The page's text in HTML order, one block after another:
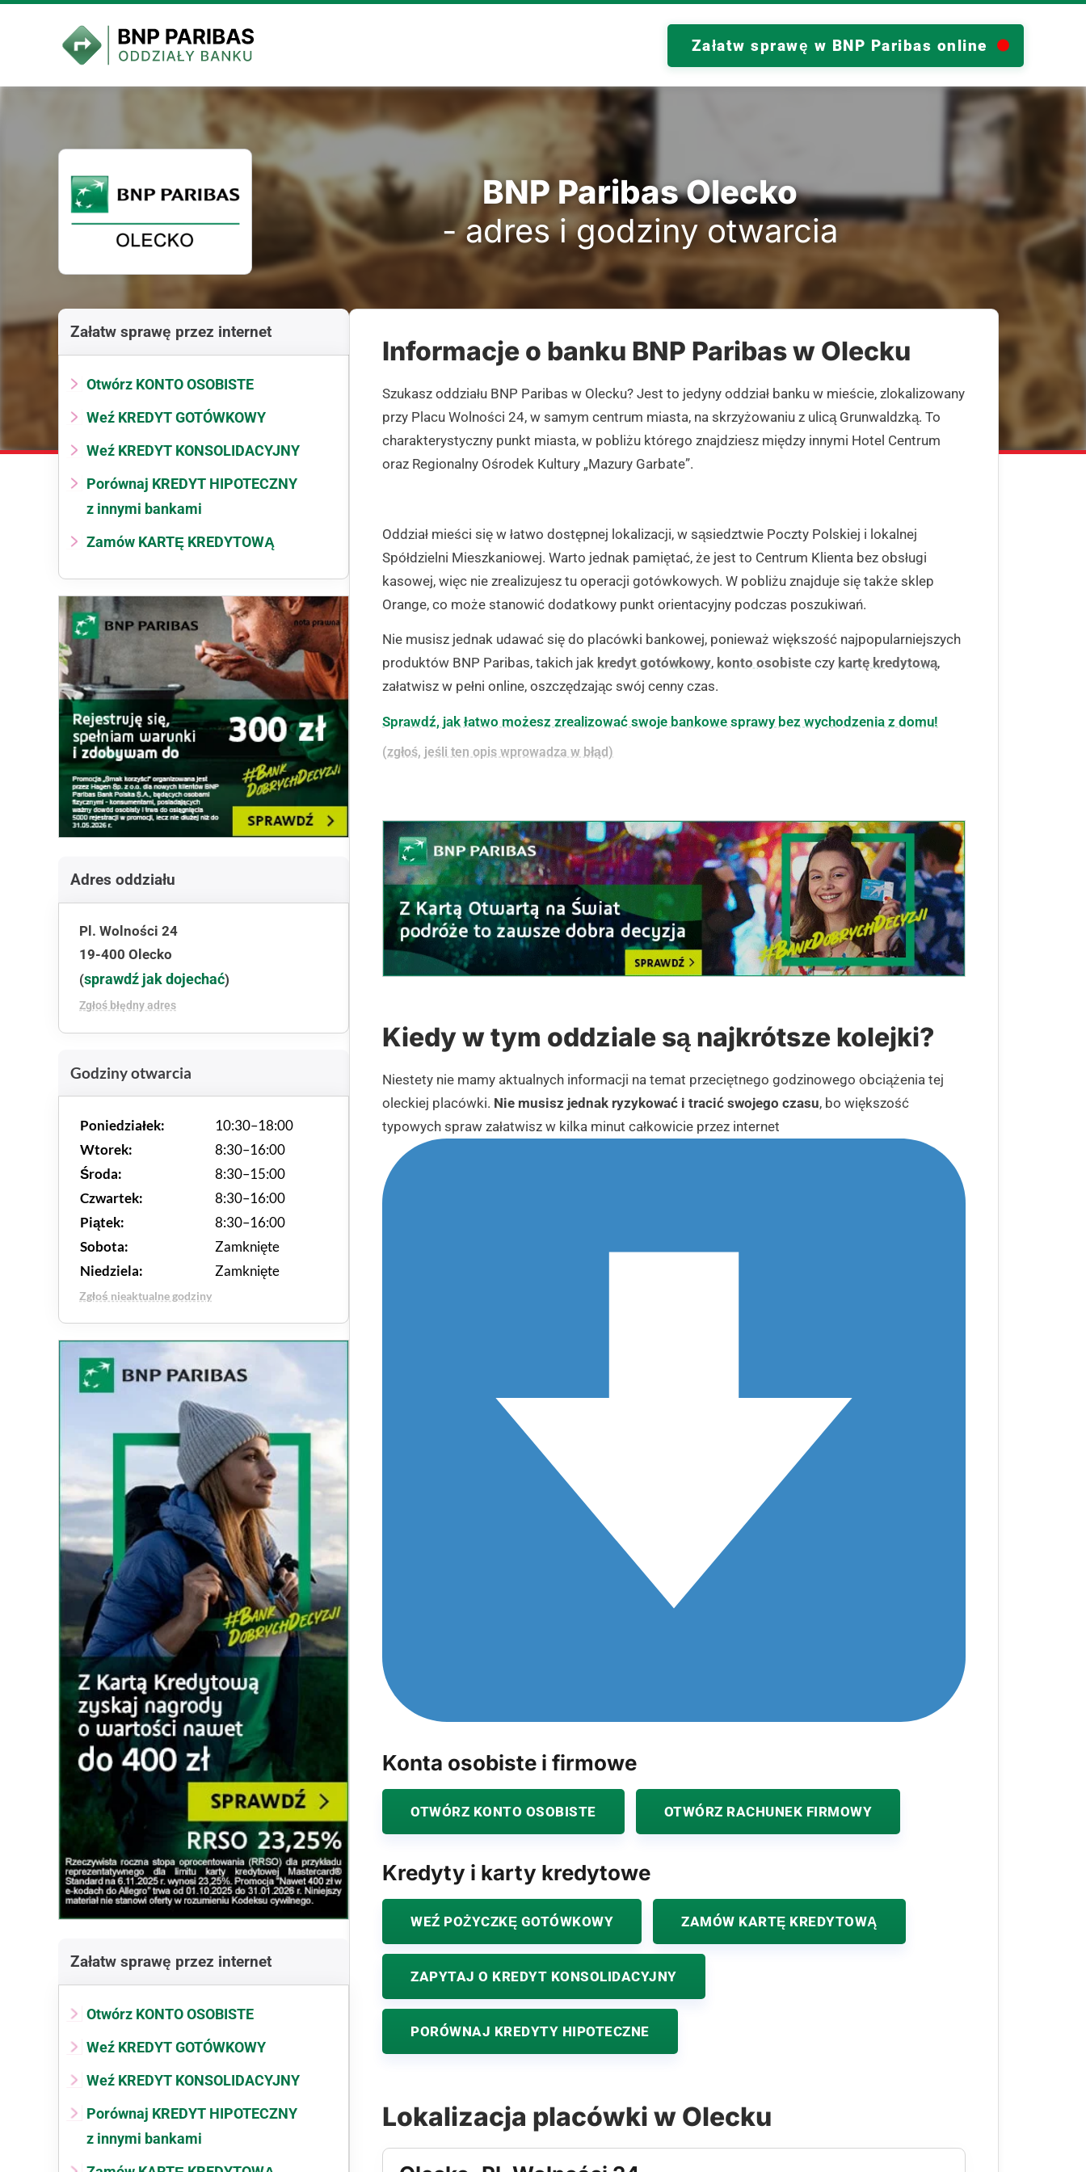
Załatw sprawę w BNP Paribas online
BNP Paribas Olecko
- adres i godziny otwarcia
Załatw sprawę przez internet
Otwórz KONTO OSOBISTE
Weź KREDYT GOTÓWKOWY
Weź KREDYT KONSOLIDACYJNY
Porównaj KREDYT HIPOTECZNY
z innymi bankami
Zamów KARTĘ KREDYTOWĄ
Adres oddziału
Pl. Wolności 24
19-400 Olecko
(sprawdź jak dojechać)
Zgłoś błędny adres
Godziny otwarcia
Poniedziałek:
10:30–18:00
Wtorek:
8:30–16:00
Środa:
8:30–15:00
Czwartek:
8:30–16:00
Piątek:
8:30–16:00
Sobota:
Zamknięte
Niedziela:
Zamknięte
Zgłoś nieaktualne godziny
Załatw sprawę przez internet
Otwórz KONTO OSOBISTE
Weź KREDYT GOTÓWKOWY
Weź KREDYT KONSOLIDACYJNY
Porównaj KREDYT HIPOTECZNY
z innymi bankami
Informacje o banku BNP Paribas w Olecku
Szukasz oddziału BNP Paribas w Olecku? Jest to jedyny oddział banku w mieście, zlokalizowany
przy Placu Wolności 24, w samym centrum miasta, na skrzyżowaniu z ulicą Grunwaldzką. To
charakterystyczny punkt miasta, w pobliżu którego znajdziesz między innymi Hotel Centrum
oraz Regionalny Ośrodek Kultury „Mazury Garbate”.
Oddział mieści się w łatwo dostępnej lokalizacji, w sąsiedztwie Poczty Polskiej i lokalnej
Spółdzielni Mieszkaniowej. Warto jednak pamiętać, że jest to Centrum Klienta bez obsługi
kasowej, więc nie zrealizujesz tu operacji gotówkowych. W pobliżu znajduje się także sklep
Orange, co może stanowić dodatkowy punkt orientacyjny podczas poszukiwań.
Nie musisz jednak udawać się do placówki bankowej, ponieważ większość najpopularniejszych
produktów BNP Paribas, takich jak kredyt gotówkowy, konto osobiste czy kartę kredytową,
załatwisz w pełni online, oszczędzając swój cenny czas.
Sprawdź, jak łatwo możesz zrealizować swoje bankowe sprawy bez wychodzenia z domu!
(zgłoś, jeśli ten opis wprowadza w błąd)
Kiedy w tym oddziale są najkrótsze kolejki?
Niestety nie mamy aktualnych informacji na temat przeciętnego godzinowego obciążenia tej
oleckiej placówki. Nie musisz jednak ryzykować i tracić swojego czasu, bo większość
typowych spraw załatwisz w kilka minut całkowicie przez internet
Konta osobiste i firmowe
OTWÓRZ KONTO OSOBISTE OTWÓRZ RACHUNEK FIRMOWY
Kredyty i karty kredytowe
WEŹ POŻYCZKĘ GOTÓWKOWY ZAMÓW KARTĘ KREDYTOWĄ
ZAPYTAJ O KREDYT KONSOLIDACYJNY
PORÓWNAJ KREDYTY HIPOTECZNE
Lokalizacja placówki w Olecku